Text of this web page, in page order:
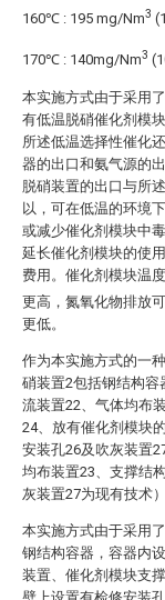
160℃ : 195 mg/Nm3
170℃ : 140mg/Nm3
本实施方式由于采用
有低温脱硝催化剂模
所述低温选择性催化
器的出口和氨气源的
脱硝装置的出口与所
以，可在低温的环境
或减少催化剂模块中
延长催化剂模块的使
费用。催化剂模块温
更高，氮氧化物排放
更低。
作为本实施方式的一
硝装置2包括钢结构容
流装置22、气体均布
24、放有催化剂模块
安装孔26及吹灰装置
均布装置23、支撑结
灰装置27为现有技术）
本实施方式由于采用
钢结构容器，容器内
装置、催化剂模块支